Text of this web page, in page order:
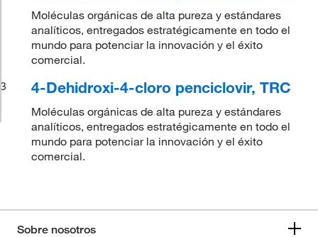
Moléculas orgánicas de alta pureza y estándares
analíticos, entregados estratégicamente en todo el
mundo para potenciar la innovación y el éxito
comercial.
3
4-Dehidroxi-4-cloro penciclovir, TRC
Moléculas orgánicas de alta pureza y estándares
analíticos, entregados estratégicamente en todo el
mundo para potenciar la innovación y el éxito
comercial.
Sobre nosotros